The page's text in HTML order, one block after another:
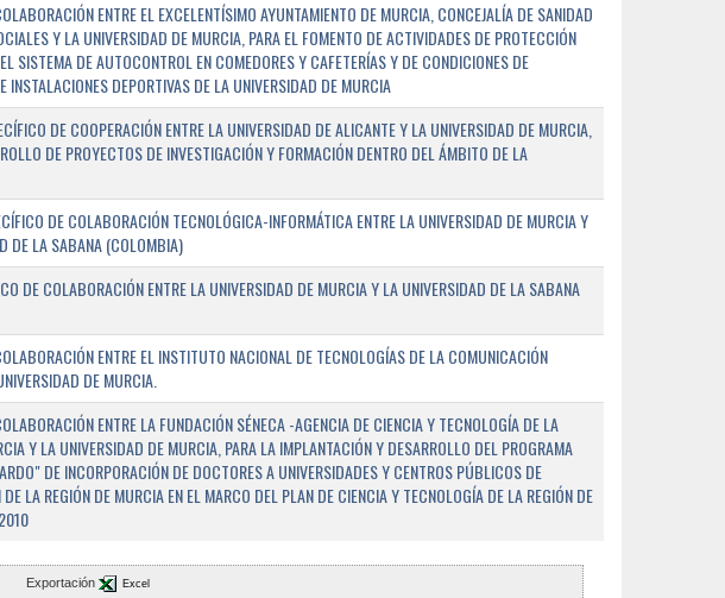
ENTRE EL EXCELENTÍSIMO AYUNTAMIENTO DE MURCIA, CONCEJALÍA DE SANIDAD
Y LA UNIVERSIDAD DE MURCIA, PARA EL FOMENTO DE ACTIVIDADES DE PROTECCIÓN
SISTEMA DE AUTOCONTROL EN COMEDORES Y CAFETERÍAS Y DE CONDICIONES DE
INSTALACIONES DEPORTIVAS DE LA UNIVERSIDAD DE MURCIA
DE COOPERACIÓN ENTRE LA UNIVERSIDAD DE ALICANTE Y LA UNIVERSIDAD DE MURCIA,
DE PROYECTOS DE INVESTIGACIÓN Y FORMACIÓN DENTRO DEL ÁMBITO DE LA
DE COLABORACIÓN TECNOLÓGICA-INFORMÁTICA ENTRE LA UNIVERSIDAD DE MURCIA Y
DE LA SABANA (COLOMBIA)
DE COLABORACIÓN ENTRE LA UNIVERSIDAD DE MURCIA Y LA UNIVERSIDAD DE LA SABANA
ENTRE EL INSTITUTO NACIONAL DE TECNOLOGÍAS DE LA COMUNICACIÓN
DE MURCIA.
ENTRE LA FUNDACIÓN SÉNECA -AGENCIA DE CIENCIA Y TECNOLOGÍA DE LA
Y LA UNIVERSIDAD DE MURCIA, PARA LA IMPLANTACIÓN Y DESARROLLO DEL PROGRAMA
DE INCORPORACIÓN DE DOCTORES A UNIVERSIDADES Y CENTROS PÚBLICOS DE
LA REGIÓN DE MURCIA EN EL MARCO DEL PLAN DE CIENCIA Y TECNOLOGÍA DE LA REGIÓN DE
Exportación Excel